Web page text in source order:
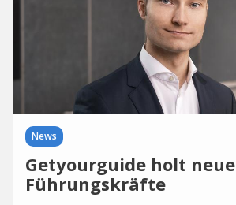
News
Getyourguide holt neue
Führungskräfte